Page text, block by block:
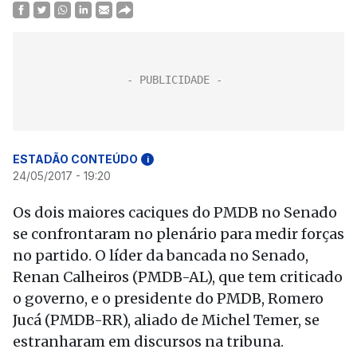
ESTADÃO CONTEÚDO i
24/05/2017 - 19:20
Os dois maiores caciques do PMDB no Senado
se confrontaram no plenário para medir forças
no partido. O líder da bancada no Senado,
Renan Calheiros (PMDB-AL), que tem criticado
o governo, e o presidente do PMDB, Romero
Jucá (PMDB-RR), aliado de Michel Temer, se
estranharam em discursos na tribuna.